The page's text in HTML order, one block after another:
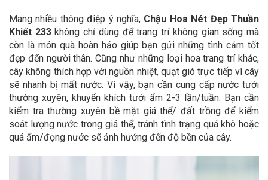
Mang nhiều thông điệp ý nghĩa, Chậu Hoa Nét Đẹp Thuần
Khiết 233không chỉ dùng để trang trí không gian sống mà
còn là món quà hoàn hảo giúp bạn gửi những tình cảm tốt
đẹp đến người thân.Cũng như những loại hoa trang trí khác,
cây không thích hợp với nguồn nhiệt, quạt gió trực tiếp vì cây
sẽ nhanh bị mất nước. Vì vậy, bạn cần cung cấp nước tưới
thường xuyên, khuyến khích tưới ẩm 2-3 lần/tuần. Bạn cần
kiểm tra thường xuyên bề mặt giá thể/ đất trồng để kiểm
soát lượng nước trong giá thể, tránh tình trạng quá khô hoặc
quá ẩm/đọng nước sẽ ảnh hưởng đến độ bền của cây.